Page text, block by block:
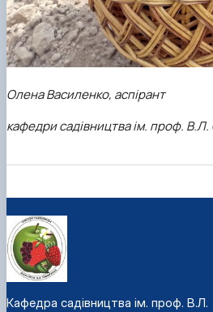
Олена Василенко, аспірант
кафедри садівництва ім. проф.
Кафедра садівництва ім. проф. В.Л.